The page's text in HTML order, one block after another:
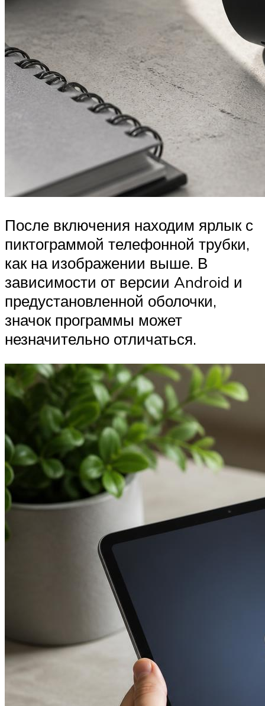
После включения находим ярлык с
пиктограммой телефонной трубки,
как на изображении выше. В
зависимости от версии Android и
предустановленной оболочки,
значок программы может
незначительно отличаться.